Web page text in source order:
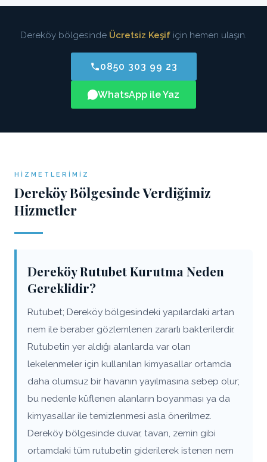
Dereköy bölgesinde Ücretsiz Keşif için hemen ulaşın.
0850 303 99 23
WhatsApp ile Yaz
HIZMETLERIMIZ
Dereköy Bölgesinde Verdiğimiz
Hizmetler
Dereköy Rutubet Kurutma Neden
Gereklidir?
Rutubet; Dereköy bölgesindeki yapılardaki artan
nem ile beraber gözlemlenen zararlı bakterilerdir.
Rutubetin yer aldığı alanlarda var olan
lekelenmeler için kullanılan kimyasallar ortamda
daha olumsuz bir havanın yayılmasına sebep olur;
bu nedenle küflenen alanların boyanması ya da
kimyasallar ile temizlenmesi asla önerilmez.
Dereköy bölgesinde duvar, tavan, zemin gibi
ortamdaki tüm rutubetin giderilerek istenen nem